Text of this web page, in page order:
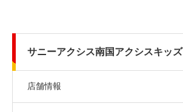
サニーアクシス南国アクシスキッズ
店舗情報